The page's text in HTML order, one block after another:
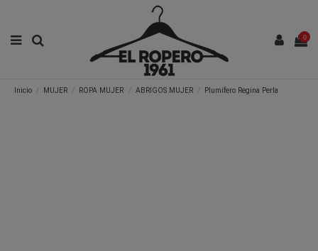
0
Inicio MUJER ROPA MUJER ABRIGOS MUJER Plumífero Regina Perla